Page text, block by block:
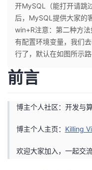
个
人
主
页
我
的
开
发
者
我
开MySQL（能打开请跳
后，MySQL提供大家的
win+R注意：第二种方
有配置环境变量，我们
行了，默认在如图所示
前言
博主个人社区： 开发与
博主个人主页： Killing
欢迎大家加入，一起交